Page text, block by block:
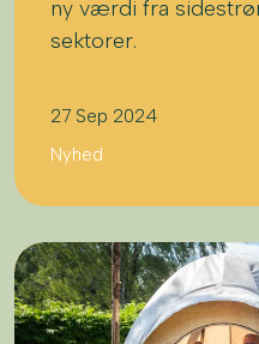
ny værdi fra
sektorer.
27 Sep 2024
Nyhed